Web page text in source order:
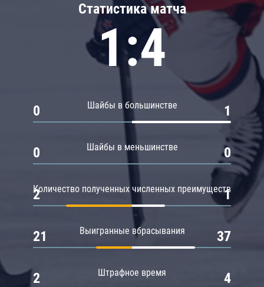
Статистика матча
1:4
Шайбы в большинстве
0 1
Шайбы в меньшинстве
0 0
Количество полученных численных преимуществ
2 1
Выигранные вбрасывания
21 37
Штрафное время
2 4